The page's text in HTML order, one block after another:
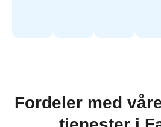
Fordeler med